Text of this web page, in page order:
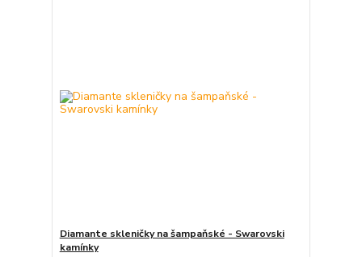
Diamante skleničky na šampaňské - Swarovski
kamínky